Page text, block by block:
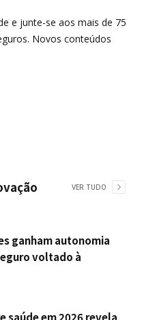
e junte-se aos mais de 75
Novos conteúdos
VER TUDO
ganham autonomia
voltado à
estudos
saúde em 2026 revela